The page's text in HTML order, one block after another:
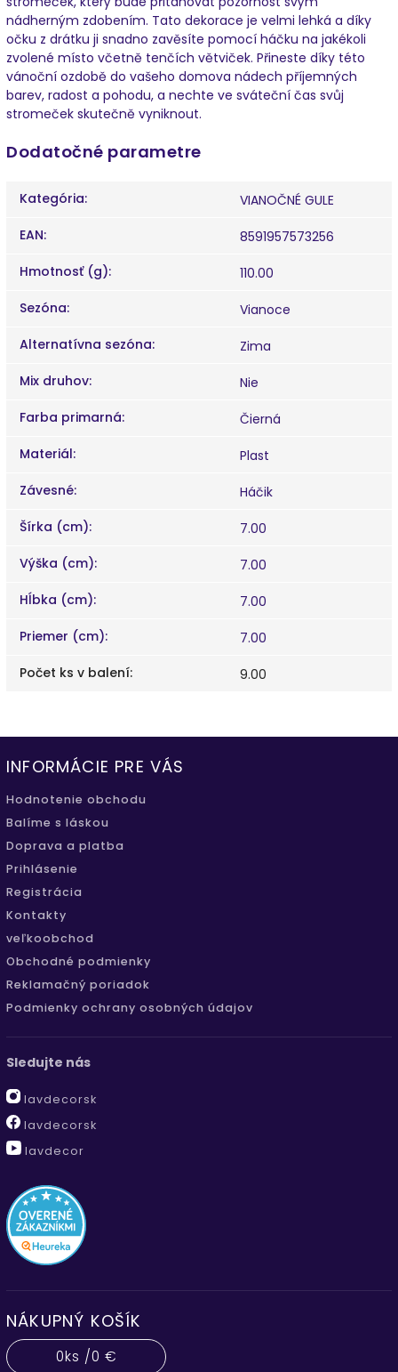
nádherným zdobením. Tato dekorace je velmi lehká a díky
očku z drátku ji snadno zavěsíte pomocí háčku na jakékoli
zvolené místo včetně tenčích větviček. Přineste díky této
vánoční ozdobě do vašeho domova nádech příjemných
barev, radost a pohodu, a nechte ve sváteční čas svůj
stromeček skutečně vyniknout.
Dodatočné parametre
Kategória:
VIANOČNÉ GULE
EAN:
8591957573256
Hmotnosť (g):
110.00
Sezóna:
Vianoce
Alternatívna sezóna:
Zima
Mix druhov:
Nie
Farba primarná:
Čierná
Materiál:
Plast
Závesné:
Háčik
Šírka (cm):
7.00
Výška (cm):
7.00
Hĺbka (cm):
7.00
Priemer (cm):
7.00
Počet ks v balení: 9.00
INFORMÁCIE PRE VÁS
Hodnotenie obchodu
Balíme s láskou
Doprava a platba
Prihlásenie
Registrácia
Kontakty
veľkoobchod
Obchodné podmienky
Reklamačný poriadok
Podmienky ochrany osobných údajov
Sledujte nás
lavdecorsk
lavdecorsk
lavdecor
NÁKUPNÝ KOŠÍK
0ks /0 €